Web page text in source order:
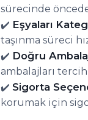
sürecinde
✔️ Eşyaları
taşınma süreci
✔️ Doğru
ambalajları
✔️ Sigorta
korumak için